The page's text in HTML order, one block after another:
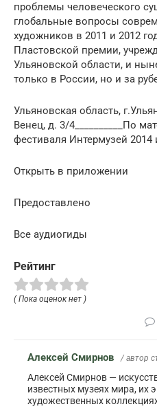
проблемы человеческого
глобальные вопросы
художников в 2011 и 2012
Пластовской премии,
Ульяновской области, и
только в России, но и за
Ульяновская область,
Венец, д. 3/4__________По
фестиваля Интермузей 2014
Открыть в приложении
Предоставлено
Все аудиогиды
Рейтинг
( Пока оценок нет )
Алексей Смирнов / автор
Алексей Смирнов —
известных музеях мира, их
художественных